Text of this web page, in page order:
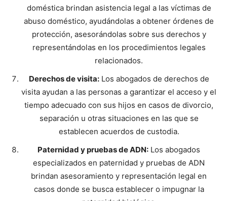
doméstica brindan asistencia legal a las víctimas de
abuso doméstico, ayudándolas a obtener órdenes de
protección, asesorándolas sobre sus derechos y
representándolas en los procedimientos legales
relacionados.
Derechos de visita:Los abogados de derechos de
visita ayudan a las personas a garantizar el acceso y el
tiempo adecuado con sus hijos en casos de divorcio,
separación u otras situaciones en las que se
establecen acuerdos de custodia.
Paternidad y pruebas de ADN: Los abogados
especializados en paternidad y pruebas de ADN
brindan asesoramiento y representación legal en
casos donde se busca establecer o impugnar la